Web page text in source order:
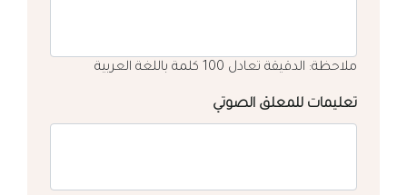
ملاحظة: الدقيقة تعادل 100 كلمة باللغة العربية
تعليمات للمعلق الصوتي